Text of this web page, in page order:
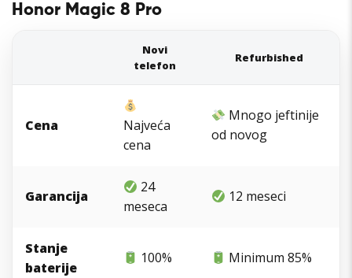
Honor Magic 8 Pro
Novi
telefon
Refurbished
Cena
Najveća
cena
Mnogo jeftinije
od novog
Garancija
24
meseca
12 meseci
Stanje
baterije
100% Minimum 85%